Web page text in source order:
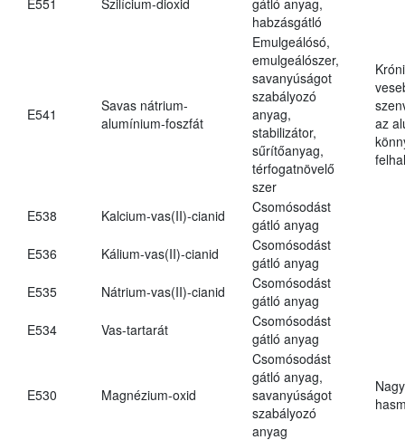
habzásgátló
E541
Savas nátrium-
alumínium-foszfát
Emulgeálósó,
emulgeálószer,
savanyúságot
szabályozó
anyag,
stabilizátor,
sűrítőanyag,
térfogatnövelő
szer
az
E538 Kalcium-vas(II)-cianid
Csomósodást
gátló anyag
E536
Kálium-vas(II)-cianid
Csomósodást
gátló anyag
E535
Nátrium-vas(II)-cianid
Csomósodást
gátló anyag
E534
Vas-tartarát
Csomósodást
gátló anyag
E530 Magnézium-oxid
Csomósodást
gátló anyag,
savanyúságot
szabályozó
anyag